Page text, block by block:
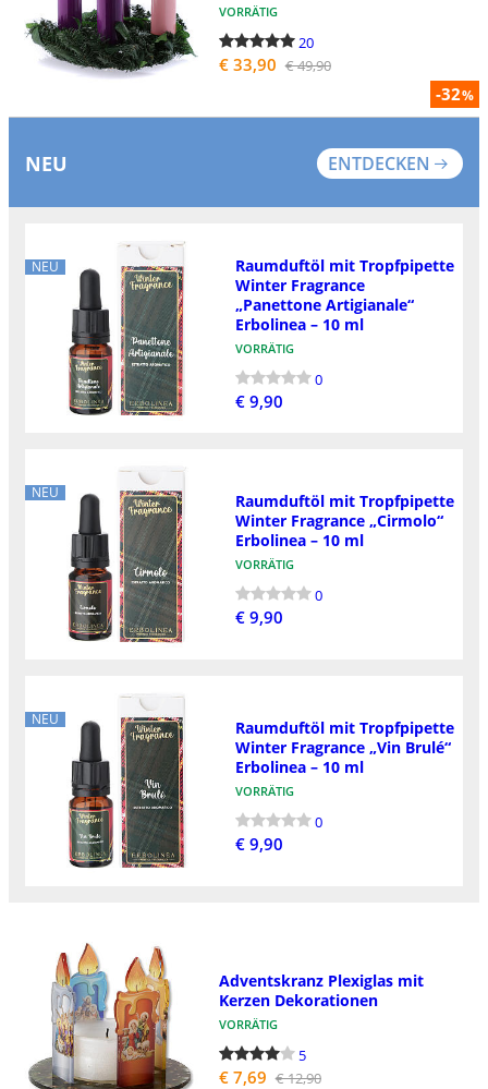
-32%
VORRÄTIG
20
€ 33,90 € 49,90
NEU ENTDECKEN
NEU
Raumduftöl mit Tropfpipette
Winter Fragrance
„Panettone Artigianale“
Erbolinea – 10 ml
VORRÄTIG
0
€ 9,90
NEU
Raumduftöl mit Tropfpipette
Winter Fragrance „Cirmolo“
Erbolinea – 10 ml
VORRÄTIG
0
€ 9,90
NEU
Raumduftöl mit Tropfpipette
Winter Fragrance „Vin Brulé“
Erbolinea – 10 ml
VORRÄTIG
0
€ 9,90
Adventskranz Plexiglas mit
Kerzen Dekorationen
VORRÄTIG
5
€ 7,69 € 12,90